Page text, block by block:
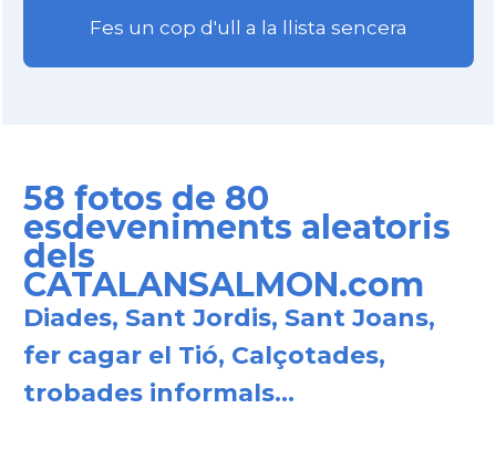
Fes un cop d'ull a la llista sencera
58 fotos de 80
esdeveniments aleatoris
dels
CATALANSALMON.com
Diades, Sant Jordis, Sant Joans,
fer cagar el Tió, Calçotades,
trobades informals...